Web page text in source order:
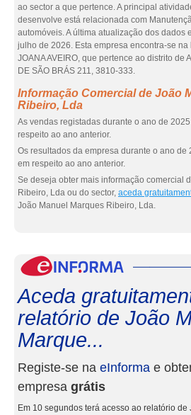
ao sector a que pertence. A principal
desenvolve está relacionada com
automóveis. A última atualização dos dados
julho de 2026. Esta empresa encontra-se na
JOANA AVEIRO, que pertence ao distrito de
DE SÃO BRÁS 211, 3810-333.
Informação Comercial de João
Ribeiro, Lda
As vendas registadas durante o ano de
respeito ao ano anterior.
Os resultados da empresa durante o ano de
em respeito ao ano anterior.
Se deseja obter mais informação comercial
Ribeiro, Lda ou do sector, aceda
João Manuel Marques Ribeiro, Lda.
Aceda
relatório de João
Marque...
Registe-se na eInforma e
empresa grátis
Em 10 segundos terá acesso ao relatório